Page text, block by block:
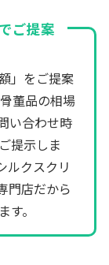
ご提案
」をご提案
董品の相場
い合わせ時
提示しま
ルクスクリ
門店だから
。